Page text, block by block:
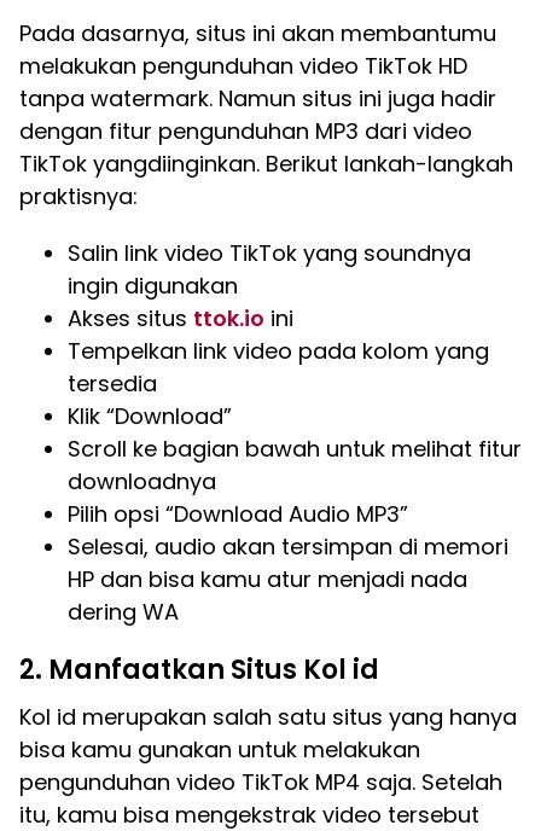
Pada dasarnya, situs ini akan membantumu
melakukan pengunduhan video TikTok HD
tanpa watermark. Namun situs ini juga hadir
dengan fitur pengunduhan MP3 dari video
TikTok yangdiinginkan. Berikut lankah-langkah
praktisnya:
Salin link video TikTok yang soundnya
ingin digunakan
Akses situs ttok.io ini
Tempelkan link video pada kolom yang
tersedia
Klik “Download”
Scroll ke bagian bawah untuk melihat fitur
downloadnya
Pilih opsi “Download Audio MP3”
Selesai, audio akan tersimpan di memori
HP dan bisa kamu atur menjadi nada
dering WA
2. Manfaatkan Situs Kol id
Kol id merupakan salah satu situs yang hanya
bisa kamu gunakan untuk melakukan
pengunduhan video TikTok MP4 saja. Setelah
itu, kamu bisa mengekstrak video tersebut